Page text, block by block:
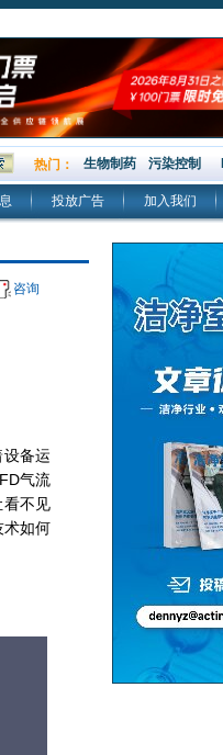
热门： 生物制药 污染控制
投放广告 加入我们
咨询
备运
气流
看不见
术如何